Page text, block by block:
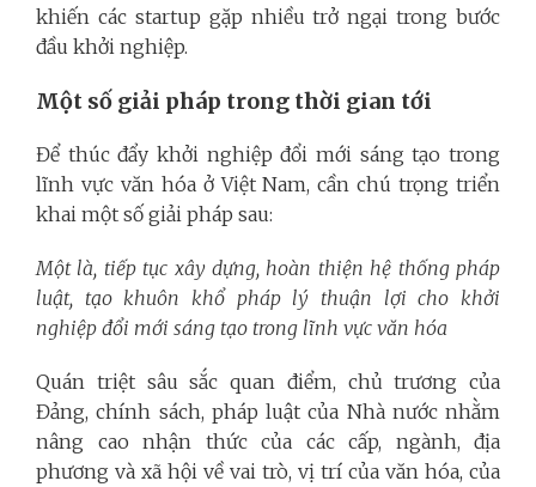
khiến các startup gặp nhiều trở ngại trong bước
đầu khởi nghiệp.
Một số giải pháp trong thời gian tới
Để thúc đẩy khởi nghiệp đổi mới sáng tạo trong
lĩnh vực văn hóa ở Việt Nam, cần chú trọng triển
khai một số giải pháp sau:
Một là, tiếp tục xây dựng, hoàn thiện hệ thống pháp
luật, tạo khuôn khổ pháp lý thuận lợi cho khởi
nghiệp đổi mới sáng tạo trong lĩnh vực văn hóa
Quán triệt sâu sắc quan điểm, chủ trương của
Đảng, chính sách, pháp luật của Nhà nước nhằm
nâng cao nhận thức của các cấp, ngành, địa
phương và xã hội về vai trò, vị trí của văn hóa, của